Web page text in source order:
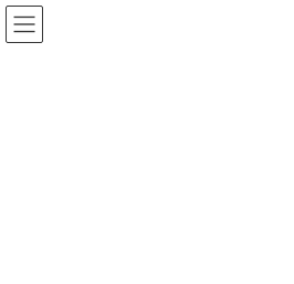
コ
ン
ナ
ビ